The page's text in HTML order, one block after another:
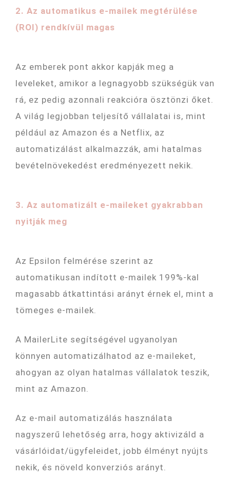
2. Az automatikus e-mailek megtérülése
(ROI) rendkívül magas
Az emberek pont akkor kapják meg a
leveleket, amikor a legnagyobb szükségük van
rá, ez pedig azonnali reakcióra ösztönzi őket.
A világ legjobban teljesítő vállalatai is, mint
például az Amazon és a Netflix, az
automatizálást alkalmazzák, ami hatalmas
bevételnövekedést eredményezett nekik.
3. Az automatizált e-maileket gyakrabban
nyitják meg
Az Epsilon felmérése szerint az
automatikusan indított e-mailek 199%-kal
magasabb átkattintási arányt érnek el, mint a
tömeges e-mailek.
A MailerLite segítségével ugyanolyan
könnyen automatizálhatod az e-maileket,
ahogyan az olyan hatalmas vállalatok teszik,
mint az Amazon.
Az e-mail automatizálás használata
nagyszerű lehetőség arra, hogy aktivizáld a
vásárlóidat/ügyfeleidet, jobb élményt nyújts
nekik, és növeld konverziós arányt.